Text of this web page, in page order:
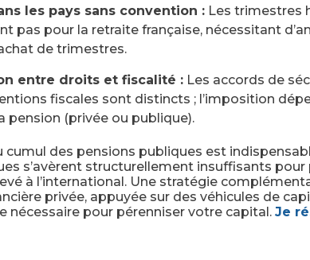
les pays sans convention :Les trimestres
pas pour la retraite française, nécessitant
de trimestres.
entre droits et fiscalité :Les accords de
fiscales sont distincts ; l’imposition
pension (privée ou publique).
cumul des pensions publiques est
s’avèrent structurellement insuffisants pour
à l’international. Une stratégie
privée, appuyée sur des véhicules de
nécessaire pour pérenniser votre capital. Je